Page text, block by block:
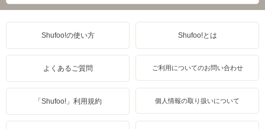
Shufoo!の使い方 Shufoo!とは
よくあるご質問 ご利用についてのお問い合わせ
「Shufoo!」利用規約 個人情報の取り扱いについて